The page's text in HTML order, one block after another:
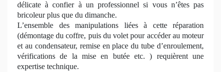
délicate à confier à un professionnel si vous n’êtes pas
bricoleur plus que du dimanche.
L’ensemble des manipulations liées à cette réparation
(démontage du coffre, puis du volet pour accéder au moteur
et au condensateur, remise en place du tube d’enroulement,
vérifications de la mise en butée etc. ) requièrent une
expertise technique.